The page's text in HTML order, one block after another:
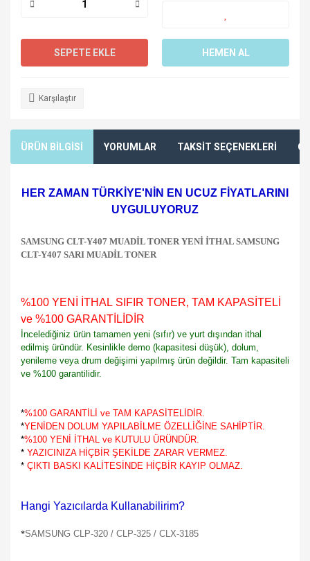
SEPETE EKLE HEMEN AL
Karşılaştır
ÜRÜN BİLGİSİ YORUMLAR TAKSİT SEÇENEKLERİ
HER ZAMAN TÜRKİYE'NİN EN UCUZ FİYATLARINI
UYGULUYORUZ
SAMSUNG CLT-Y407 MUADİL TONER YENİ İTHAL SAMSUNG
CLT-Y407 SARI MUADİL TONER
%100 YENİ İTHAL SIFIR TONER, TAM KAPASİTELİ
ve %100 GARANTİLİDİR
İncelediğiniz ürün tamamen yeni (sıfır) ve yurt dışından ithal
edilmiş üründür. Kesinlikle demo (kapasitesi düşük), dolum,
yenileme veya drum değişimi yapılmış ürün değildir. Tam kapasiteli
ve %100 garantilidir.
*%100 GARANTİLİ ve TAM KAPASİTELİDİR.
*YENİDEN DOLUM YAPILABİLME ÖZELLİĞİNE SAHİPTİR.
*%100 YENİ İTHAL ve KUTULU ÜRÜNDÜR.
* YAZICINIZA HİÇBİR ŞEKİLDE ZARAR VERMEZ.
* ÇIKTI BASKI KALİTESİNDE HİÇBİR KAYIP OLMAZ.
Hangi Yazıcılarda Kullanabilirim?
*SAMSUNG CLP-320 / CLP-325 / CLX-3185